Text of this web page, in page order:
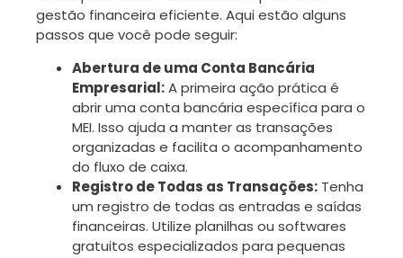
gestão financeira eficiente. Aqui estão alguns
passos que você pode seguir:
Abertura de uma Conta Bancária
Empresarial:A primeira ação prática é
abrir uma conta bancária específica para o
MEI. Isso ajuda a manter as transações
organizadas e facilita o acompanhamento
do fluxo de caixa.
Registro de Todas as Transações: Tenha
um registro de todas as entradas e saídas
financeiras. Utilize planilhas ou softwares
gratuitos especializados para pequenas